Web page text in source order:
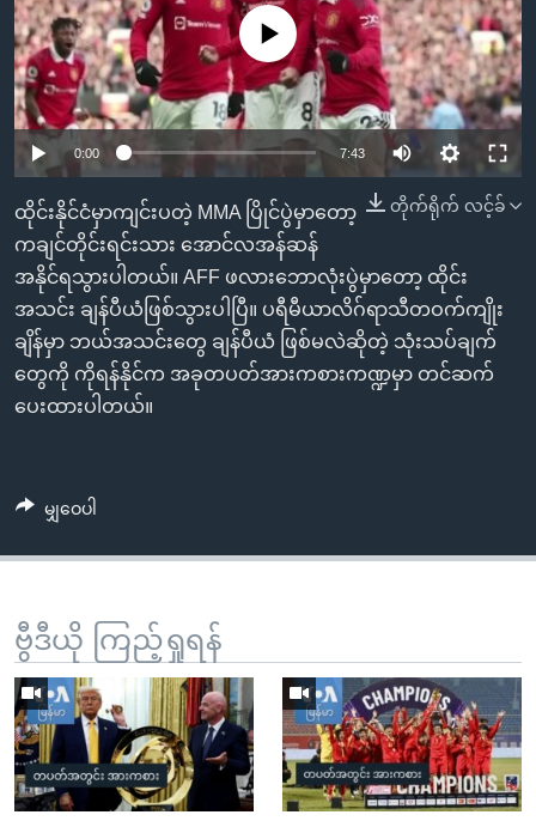
ပင်မ
အ
ညွန်း
စာမျက်နှာ
ကျော်
ကြည့်
ရန်
ရှာဖွေ
ရန်
နေရာ
သို့
ကျော်
ရုပ်ရှင်ထဲက အင်္ဂလိပ်စာ
သုတပဒေသာ အင်္ဂလိပ်စာ
တီဗွီ
ရေဒီယို/တီဗွီအစီအစဉ်
Learning English
ဗွီအိုအေ လူမှုကွန်ယက်များ
ဘာသာစကားများ
No media source currently available
0:00 7:43
တိုက်ရိုက် လင့်ခ်
ထိုင်းနိုင်ငံမှာကျင်းပတဲ့ MMA ပြိုင်ပွဲမှာတော့
ကချင်တိုင်းရင်းသား အောင်လအန်ဆန်
အနိုင်ရသွားပါတယ်။ AFF ဖလားဘောလုံးပွဲမှာတော့ ထိုင်း
အသင်း ချန်ပီယံဖြစ်သွားပါပြီ။ ပရီမီယာလိဂ်ရာသီတဝက်ကျိုး
ချိန်မှာ ဘယ်အသင်းတွေ ချန်ပီယံ ဖြစ်မလဲဆိုတဲ့ သုံးသပ်ချက်
တွေကို ကိုရန်နိုင်က အခုတပတ်အားကစားကဏ္ဍမှာ တင်ဆက်
ပေးထားပါတယ်။
မျှဝေပါ
ဗွီဒီယို ကြည့်ရှုရန်